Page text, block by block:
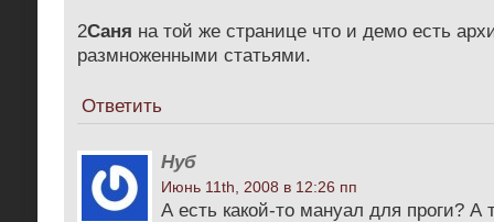
2Саня на той же странице что и демо есть
размноженными статьями.
Ответить
Нуб
Июнь 11th, 2008 в 12:26 пп
А есть какой-то мануал для проги? А